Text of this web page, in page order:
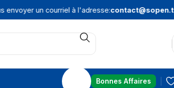
envoyer un courriel à l'adresse:contact@sopen.tn
Bonnes Affaires